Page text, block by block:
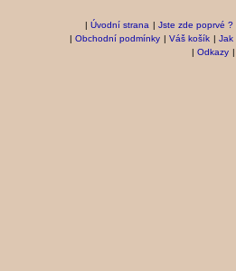
| Úvodní strana | Jste zde poprvé ?
| Obchodní podmínky | Váš košík | Jak
| Odkazy